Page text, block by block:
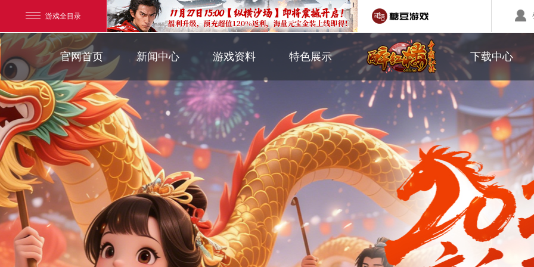
游戏全目录
《勇士ol》预约开启
横版格斗动作网游
【西游】神兽版新版本
首款骑战回合制端游
《秦始皇ol》国庆大服
国战的号角已经打响
【醉八仙】新派回合制
八仙过海故事背景
【
注册账号 客服中心
玄幻游戏
玄天之剑
剑啸九州
猛将OL
回合制游戏
醉红楼
醉八仙
【西游】神兽版
国战游戏
秦始皇
斗神
特色游戏
勇士无双
官网首页 新闻中心 游戏资料 特色展示 下载中心
新闻公告
新闻活动
新闻专题
游戏攻略
游戏背景
界面介绍
帮助指引
鼠标作用
游戏美图